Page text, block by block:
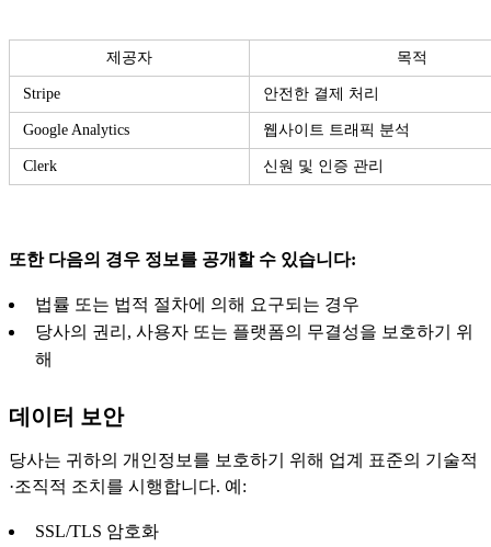
제공자 목적
Stripe 안전한 결제 처리
Google Analytics 웹사이트 트래픽 분석
Clerk 신원 및 인증 관리
또한 다음의 경우 정보를 공개할 수 있습니다:
법률 또는 법적 절차에 의해 요구되는 경우
당사의 권리, 사용자 또는 플랫폼의 무결성을 보호하기 위
해
데이터 보안
당사는 귀하의 개인정보를 보호하기 위해 업계 표준의 기술적
·조직적 조치를 시행합니다. 예:
SSL/TLS 암호화